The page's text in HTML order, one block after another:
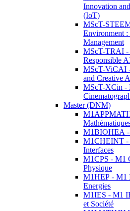
Innovation
(IoT)
MScT-
Environment
Management
MScT-TRAI -
Responsible
MScT-ViCAI
and Creative
MScT-XCin -
Master (DNM)
M1BIOHEA -
M1CHEINT -
Interfaces
M1CPS - M1
Physique
M1HEP - M1
Energies
M1IES - M1
et Société